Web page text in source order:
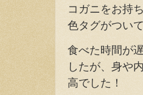
コガニをお持
色タグがつい
食べた時間が
したが、身や
高でした！